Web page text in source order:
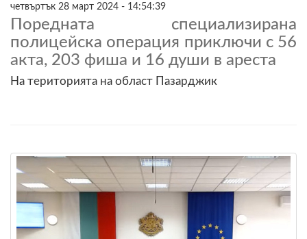
четвъртък 28 март 2024 - 14:54:39
Поредната специализирана
полицейска операция приключи с 56
акта, 203 фиша и 16 души в ареста
На територията на област Пазарджик